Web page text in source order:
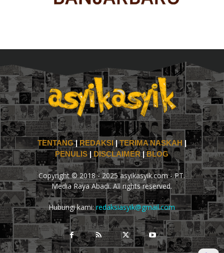
TENTANG| REDAKSI | TERIMA NASKAH
PENULIS
DISCLAIMER | BLOG
Copyright © 2018 - 2025 asyikasyik.com - PT.
Media Raya Abadi. All rights reserved.
Hubungi kami:redaksiasyik@gmail.com